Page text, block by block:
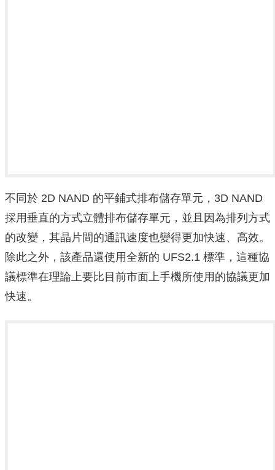
不同於 2D NAND 的平鋪式排布儲存單元，3D NAND
採用垂直的方式立體排布儲存單元，並且因為排列方式
的改變，其晶片間的通訊速度也變得更加快速、高效。
除此之外，該產品還使用全新的 UFS2.1 標準，這種協
議標準在理論上要比目前市面上手機所使用的協議更加
快速。